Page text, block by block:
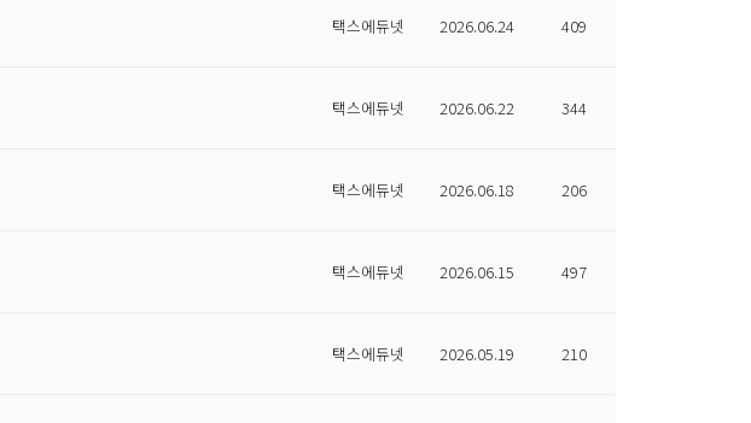
택스에듀넷 2026.06.24 409
택스에듀넷 2026.06.22 344
택스에듀넷 2026.06.18 206
택스에듀넷 2026.06.15 497
택스에듀넷 2026.05.19 210